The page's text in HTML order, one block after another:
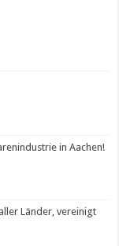
in Aachen!
Länder, vereinigt